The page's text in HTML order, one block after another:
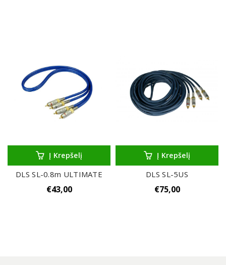
Į Krepšelį
DLS SL-0.8m ULTIMATE
€43,00
Į Krepšelį
DLS SL-5US
€75,00